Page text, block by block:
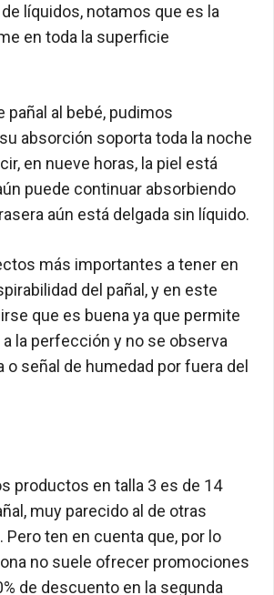
líquidos, notamos que es la
en toda la superficie
pañal al bebé, pudimos
absorción soporta toda la noche
en nueve horas, la piel está
puede continuar absorbiendo
aún está delgada sin líquido.
más importantes a tener en
del pañal, y en este
que es buena ya que permite
la perfección y no se observa
o señal de humedad por fuera del
productos en talla 3 es de 14
muy parecido al de otras
Pero ten en cuenta que, por lo
no suele ofrecer promociones
de descuento en la segunda